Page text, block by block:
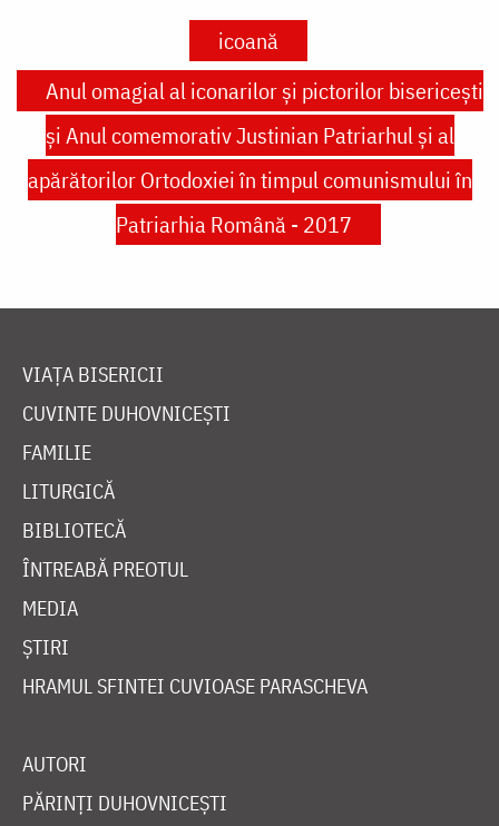
icoană
Anul omagial al iconarilor şi pictorilor bisericeşti
şi Anul comemorativ Justinian Patriarhul şi al
apărătorilor Ortodoxiei în timpul comunismului în
Patriarhia Română - 2017
VIAȚA BISERICII
CUVINTE DUHOVNICEȘTI
FAMILIE
LITURGICĂ
BIBLIOTECĂ
ÎNTREABĂ PREOTUL
MEDIA
ȘTIRI
HRAMUL SFINTEI CUVIOASE PARASCHEVA
AUTORI
PĂRINȚI DUHOVNICEȘTI